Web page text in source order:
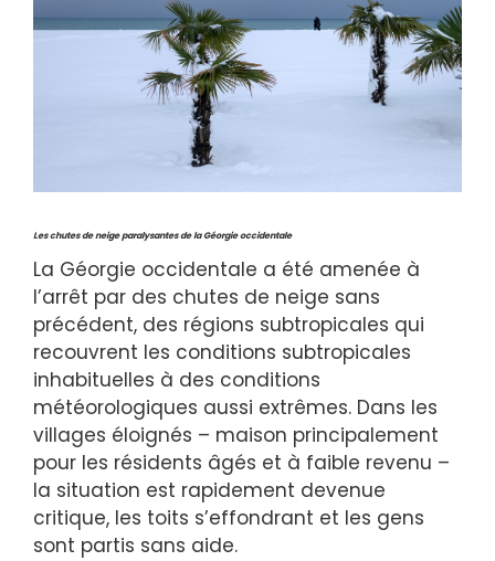
Les chutes de neige paralysantes de la Géorgie occidentale
La Géorgie occidentale a été amenée à
l’arrêt par des chutes de neige sans
précédent, des régions subtropicales qui
recouvrent les conditions subtropicales
inhabituelles à des conditions
météorologiques aussi extrêmes. Dans les
villages éloignés – maison principalement
pour les résidents âgés et à faible revenu –
la situation est rapidement devenue
critique, les toits s’effondrant et les gens
sont partis sans aide.